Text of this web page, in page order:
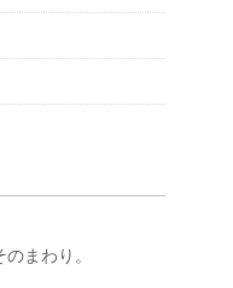
まわり。